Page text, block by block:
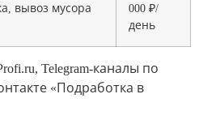
вывоз мусора
000 ₽/
день
Telegram-каналы по
«Подработка в